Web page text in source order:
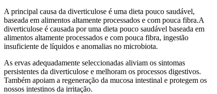
A principal causa da diverticulose é uma dieta pouco saudável,
baseada em alimentos altamente processados e com pouca fibra.A
diverticulose é causada por uma dieta pouco saudável baseada em
alimentos altamente processados e com pouca fibra, ingestão
insuficiente de líquidos e anomalias no microbiota.
As ervas adequadamente seleccionadas aliviam os sintomas
persistentes da diverticulose e melhoram os processos digestivos.
Também apoiam a regeneração da mucosa intestinal e protegem os
nossos intestinos da irritação.